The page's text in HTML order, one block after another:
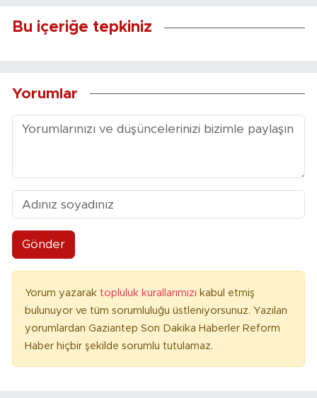
Bu içeriğe tepkiniz
Yorumlar
Gönder
Yorum yazarak topluluk kurallarımızı kabul etmiş
bulunuyor ve tüm sorumluluğu üstleniyorsunuz. Yazılan
yorumlardan Gaziantep Son Dakika Haberler Reform
Haber hiçbir şekilde sorumlu tutulamaz.